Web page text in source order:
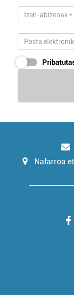
Nafarroa